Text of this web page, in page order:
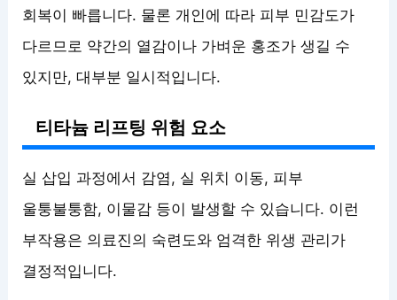
회복이 빠릅니다. 물론 개인에 따라 피부 민감도가
다르므로 약간의 열감이나 가벼운 홍조가 생길 수
있지만, 대부분 일시적입니다.
티타늄 리프팅 위험 요소
실 삽입 과정에서 감염, 실 위치 이동, 피부
울퉁불퉁함, 이물감 등이 발생할 수 있습니다. 이런
부작용은 의료진의 숙련도와 엄격한 위생 관리가
결정적입니다.